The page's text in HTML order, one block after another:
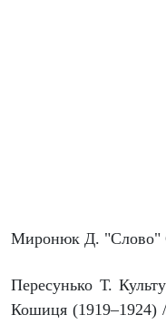
Миронюк Д. "Слово"
Пересунько Т.
Кошиця (1919–1924)